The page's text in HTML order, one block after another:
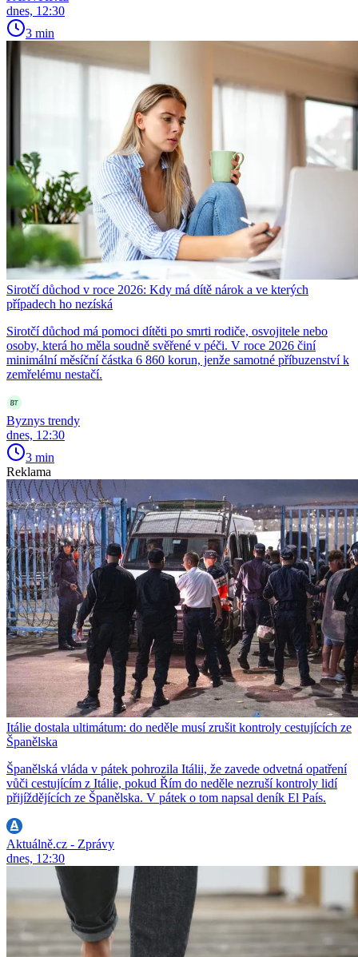
dnes, 12:30
3 min
Sirotčí důchod v roce 2026: Kdy má dítě nárok a ve kterých
případech ho nezíská
Sirotčí důchod má pomoci dítěti po smrti rodiče, osvojitele nebo
osoby, která ho měla soudně svěřené v péči. V roce 2026 činí
minimální měsíční částka 6 860 korun, jenže samotné příbuzenství k
zemřelému nestačí.
Byznys trendy
dnes, 12:30
3 min
Reklama
Itálie dostala ultimátum: do neděle musí zrušit kontroly cestujících ze
Španělska
Španělská vláda v pátek pohrozila Itálii, že zavede odvetná opatření
vůči cestujícím z Itálie, pokud Řím do neděle nezruší kontroly lidí
přijíždějících ze Španělska. V pátek o tom napsal deník El País.
Aktuálně.cz - Zprávy
dnes, 12:30